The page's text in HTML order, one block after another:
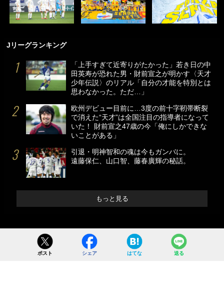
Jリーグランキング
「上手すぎて近寄りがたかった」若き日の中
田英寿が恐れた男・財前宣之が明かす〈天才
少年伝説〉のリアル「自分の才能を特別とは
思わなかった。ただ…」
欧州デビュー目前に…3度の前十字靭帯断裂
で消えた“天才”は全国注目の指導者になって
いた！ 財前宣之47歳の今「俺にしかできな
いことがある」
引退・明神智和の魂は今もガンバに。
遠藤保仁、山口智、藤春廣輝の秘話。
もっと見る
ポスト シェア はてな 送る